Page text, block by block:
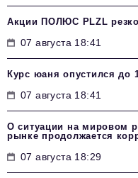
Акции ПОЛЮС PLZL
07 августа 18:41
Курс юаня опустился до
07 августа 18:41
О ситуации на мировом
рынке продолжается
07 августа 18:29